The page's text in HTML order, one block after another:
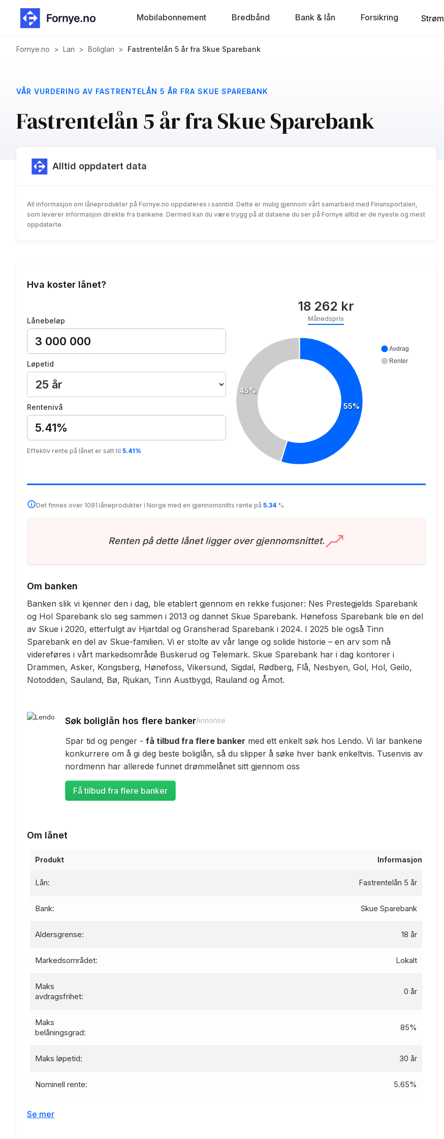
Mobilabonnement Bredbånd Bank & lån Forsikring Strøm
Fornye.no > Lan > Boliglan > Fastrentelån 5 år fra Skue Sparebank
VÅR VURDERING AV FASTRENTELÅN 5 ÅR FRA SKUE SPAREBANK
Fastrentelån 5 år fra Skue Sparebank
Alltid oppdatert data
All informasjon om låneprodukter på Fornye.no oppdateres i sanntid. Dette er mulig gjennom vårt samarbeid med Finansportalen,
som leverer informasjon direkte fra bankene. Dermed kan du være trygg på at dataene du ser på Fornye alltid er de nyeste og mest
oppdaterte.
Hva koster lånet?
Lånebeløp
Løpetid
Rentenivå
5.41%
Effektiv rente på lånet er satt til 5.41%
18 262 kr
Månedspris
55%
45%
Avdrag
Renter
Det finnes over 1091 låneprodukter i Norge med en gjennomsnitts rente på 5.34 %
Renten på dette lånet ligger over gjennomsnittet.
Om banken
Banken slik vi kjenner den i dag, ble etablert gjennom en rekke fusjoner: Nes Prestegjelds Sparebank
og Hol Sparebank slo seg sammen i 2013 og dannet Skue Sparebank. Hønefoss Sparebank ble en del
av Skue i 2020, etterfulgt av Hjartdal og Gransherad Sparebank i 2024. I 2025 ble også Tinn
Sparebank en del av Skue-familien. Vi er stolte av vår lange og solide historie – en arv som nå
videreføres i vårt markedsområde Buskerud og Telemark. Skue Sparebank har i dag kontorer i
Drammen, Asker, Kongsberg, Hønefoss, Vikersund, Sigdal, Rødberg, Flå, Nesbyen, Gol, Hol, Geilo,
Notodden, Sauland, Bø, Rjukan, Tinn Austbygd, Rauland og Åmot.
Søk boliglån hos flere bankerAnnonse
Spar tid og penger -få tilbud fra flere banker med ett enkelt søk hos Lendo. Vi lar bankene
konkurrere om å gi deg beste boliglån, så du slipper å søke hver bank enkeltvis. Tusenvis av
nordmenn har allerede funnet drømmelånet sitt gjennom oss
Få tilbud fra flere banker
Om lånet
Produkt Informasjon
Lån: Fastrentelån 5 år
Bank: Skue Sparebank
Aldersgrense: 18 år
Markedsområdet: Lokalt
Maks
avdragsfrihet:
0 år
Maks
belåningsgrad:
85%
Maks løpetid: 30 år
Nominell rente: 5.65%
Se mer